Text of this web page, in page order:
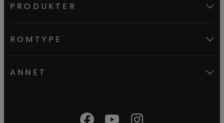
PRODUKTER
ROMTYPE
ANNET